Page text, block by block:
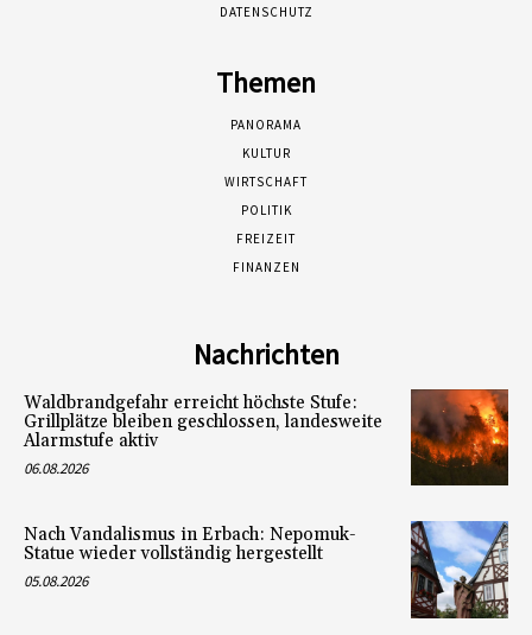
DATENSCHUTZ
Themen
PANORAMA
KULTUR
WIRTSCHAFT
POLITIK
FREIZEIT
FINANZEN
Nachrichten
Waldbrandgefahr erreicht höchste Stufe:
Grillplätze bleiben geschlossen, landesweite
Alarmstufe aktiv
06.08.2026
Nach Vandalismus in Erbach: Nepomuk-
Statue wieder vollständig hergestellt
05.08.2026